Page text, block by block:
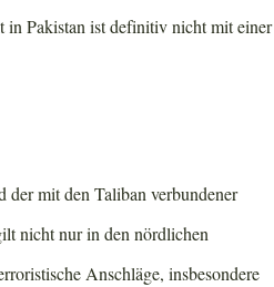
in Pakistan ist definitiv nicht mit einer
der mit den Taliban verbundener
nicht nur in den nördlichen
Anschläge, insbesondere